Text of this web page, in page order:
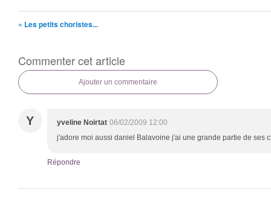
« Les petits choristes...
Commenter cet article
Ajouter un commentaire
Y yveline Noirtat 06/02/2009 12:00
j'adore moi aussi daniel Balavoine j'ai une grande partie de ses
Répondre